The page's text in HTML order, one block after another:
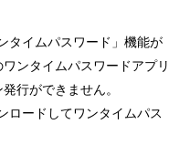
タイムパスワード」機能が
ンタイムパスワードアプリ
行ができません。
ロードしてワンタイムパス